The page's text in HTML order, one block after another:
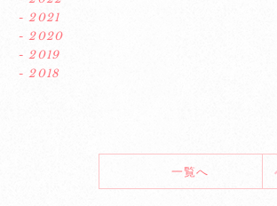
- 2021
- 2020
- 2019
- 2018
一覧へ